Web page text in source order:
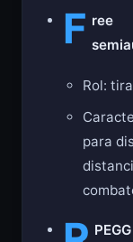
F ree
Rol:
para